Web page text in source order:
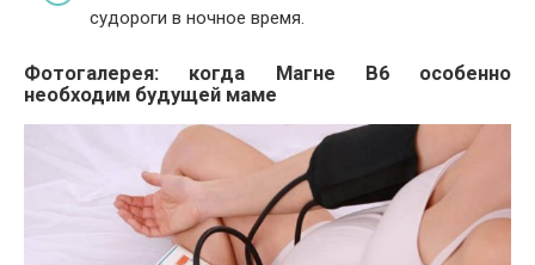
судороги в ночное время.
Фотогалерея: когда Магне В6 особенно
необходим будущей маме